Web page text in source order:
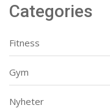
Categories
Fitness
Gym
Nyheter